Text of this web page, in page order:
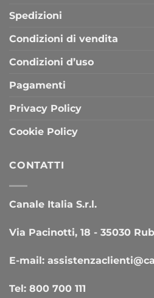
Spedizioni
Condizioni di vendita
Condizioni d’uso
Pagamenti
Privacy Policy
Cookie Policy
CONTATTI
Canale Italia S.r.l.
Via Pacinotti, 18 - 35030
E-mail:
Tel: 800 700 111